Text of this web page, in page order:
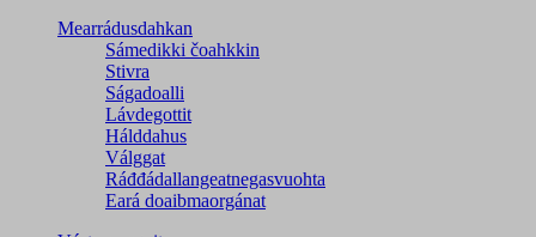
Mearrádusdahkan
Sámedikki čoahkkin
Stivra
Ságadoalli
Lávdegottit
Hálddahus
Válggat
Ráđđádallangeatnegas­vuohta
Eará doaibmaorgánat